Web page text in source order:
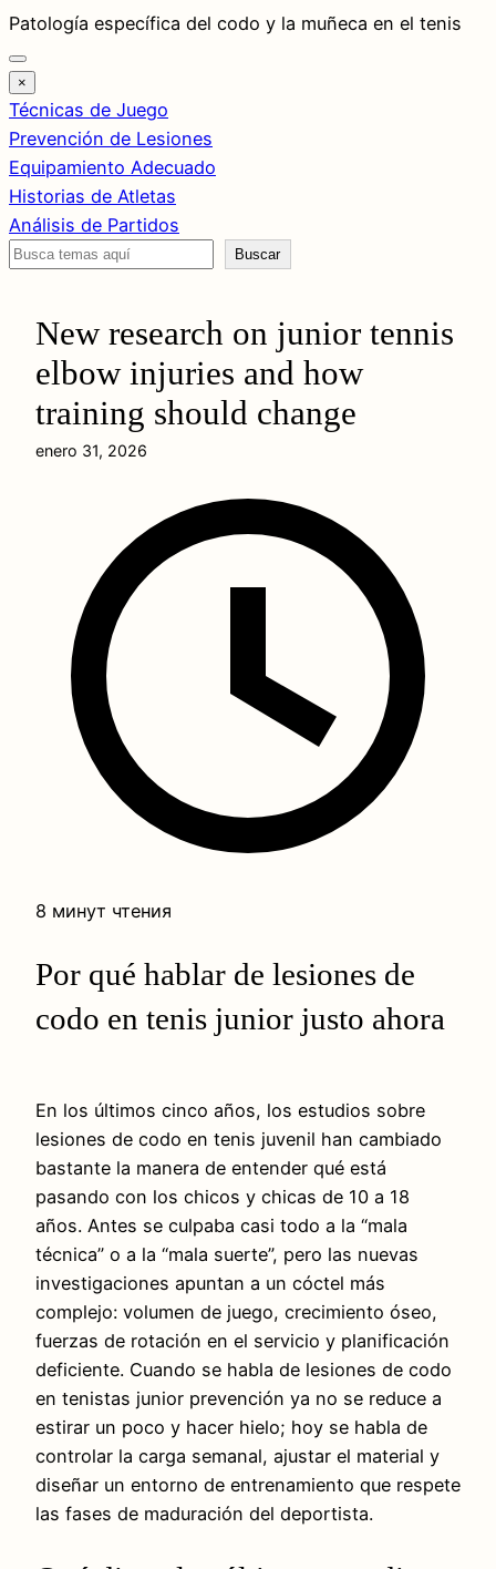
Saltar
al
contenido
Patología específica del codo y la muñeca en el tenis
×
Técnicas de Juego
Prevención de Lesiones
Equipamiento Adecuado
Historias de Atletas
Análisis de Partidos
Buscar
Buscar
New research on junior tennis
elbow injuries and how
training should change
enero 31, 2026
8 минут чтения
Por qué hablar de lesiones de
codo en tenis junior justo ahora
En los últimos cinco años, los estudios sobre
lesiones de codo en tenis juvenil han cambiado
bastante la manera de entender qué está
pasando con los chicos y chicas de 10 a 18
años. Antes se culpaba casi todo a la “mala
técnica” o a la “mala suerte”, pero las nuevas
investigaciones apuntan a un cóctel más
complejo: volumen de juego, crecimiento óseo,
fuerzas de rotación en el servicio y planificación
deficiente. Cuando se habla de lesiones de codo
en tenistas junior prevención ya no se reduce a
estirar un poco y hacer hielo; hoy se habla de
controlar la carga semanal, ajustar el material y
diseñar un entorno de entrenamiento que respete
las fases de maduración del deportista.